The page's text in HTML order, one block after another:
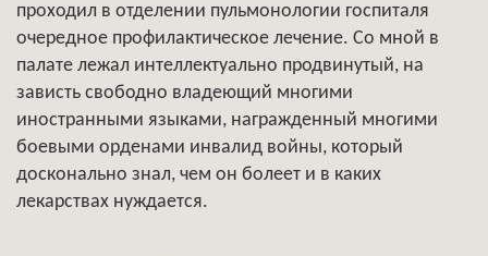
проходил в отделении пульмонологии госпиталя
очередное профилактическое лечение. Со мной в
палате лежал интеллектуально продвинутый, на
зависть свободно владеющий многими
иностранными языками, награжденный многими
боевыми орденами инвалид войны, который
досконально знал, чем он болеет и в каких
лекарствах нуждается.